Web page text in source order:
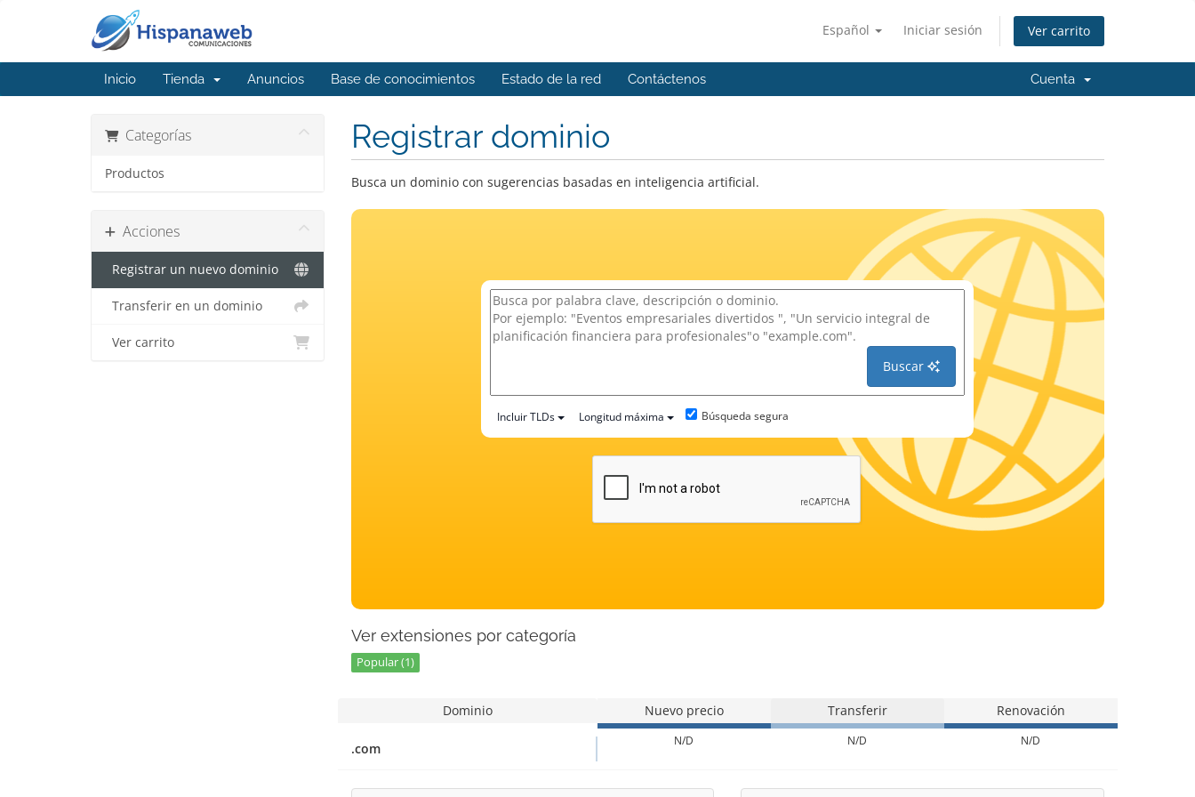
Español Iniciar sesión Ver carrito
Inicio Tienda Anuncios Base de conocimientos Estado de la red Contáctenos Cuenta
Categorías
Productos
Acciones
Registrar un nuevo dominio
Transferir en un dominio
Ver carrito
Registrar dominio
Busca un dominio con sugerencias basadas en inteligencia artificial.
Buscar
Incluir TLDs Longitud máxima Búsqueda segura
Ver extensiones por categoría
Popular (1)
Dominio Nuevo precio Transferir Renovación
.com N/D N/D N/D